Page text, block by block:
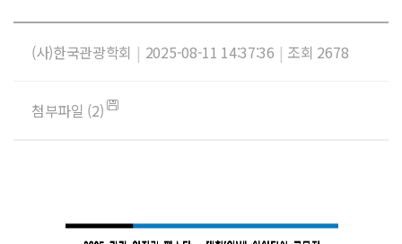
(사)한국관광학회 | 2025-08-11 14:37:36 | 조회 2678
첨부파일 (2)